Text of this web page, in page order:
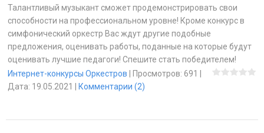
Талантливый музыкант сможет продемонстрировать свои
способности на профессиональном уровне! Кроме конкурс в
симфонический оркестр Вас ждут другие подобные
предложения, оценивать работы, поданные на которые будут
оценивать лучшие педагоги! Спешите стать победителем!
Интернет-конкурсы Оркестров | Просмотров: 691 |
Дата: 19.05.2021 | Комментарии (2)